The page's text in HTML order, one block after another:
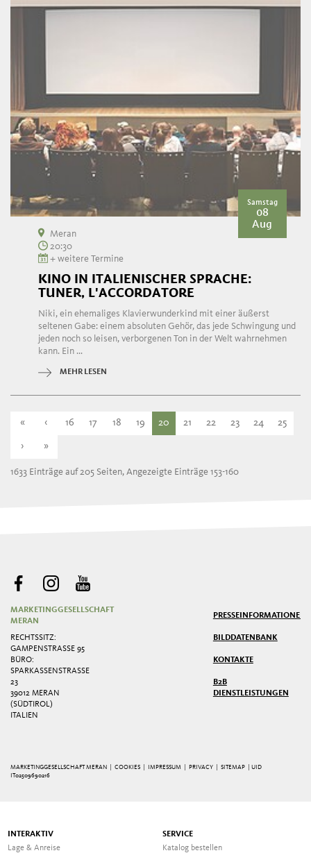
Samstag
08
Aug
Meran
20:30
+ weitere Termine
KINO IN ITALIENISCHER SPRACHE:
TUNER, L'ACCORDATORE
Niki, ein ehemaliges Klavierwunderkind mit einer äußerst
seltenen Gabe: einem absoluten Gehör, das jede Schwingung und
jeden noch so leisen, verborgenen Ton in der Welt wahrnehmen
kann. Ein ...
MEHR LESEN
« ‹ 16 17 18 19 20 21 22 23 24 25
› »
1633 Einträge auf 205 Seiten, Angezeigte Einträge 153-160
MARKETINGGESELLSCHAFT
MERAN
RECHTSSITZ:
GAMPENSTRASSE 95
BÜRO:
SPARKASSENSTRASSE 2
3
39012 MERAN
(SÜDTIROL)
ITALIEN
PRESSEINFORMATIONEN
BILDDATENBANK
KONTAKTE
B2B
DIENSTLEISTUNGEN
MARKETINGGESELLSCHAFT MERAN | COOKIES IMPRESSUM PRIVACY |SITEMAP
| UID
IT02509690216
INTERAKTIV
Lage & Anreise
SERVICE
Katalog bestellen